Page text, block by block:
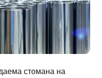
стомана на